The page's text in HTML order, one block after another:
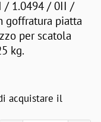
/ 1.0494 / 0II /
goffratura piatta
per scatola
kg.
acquistare il